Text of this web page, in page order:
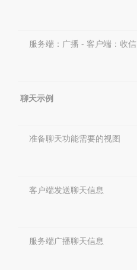
服务端：广播 - 客户端：收信
聊天示例
准备聊天功能需要的视图
客户端发送聊天信息
服务端广播聊天信息